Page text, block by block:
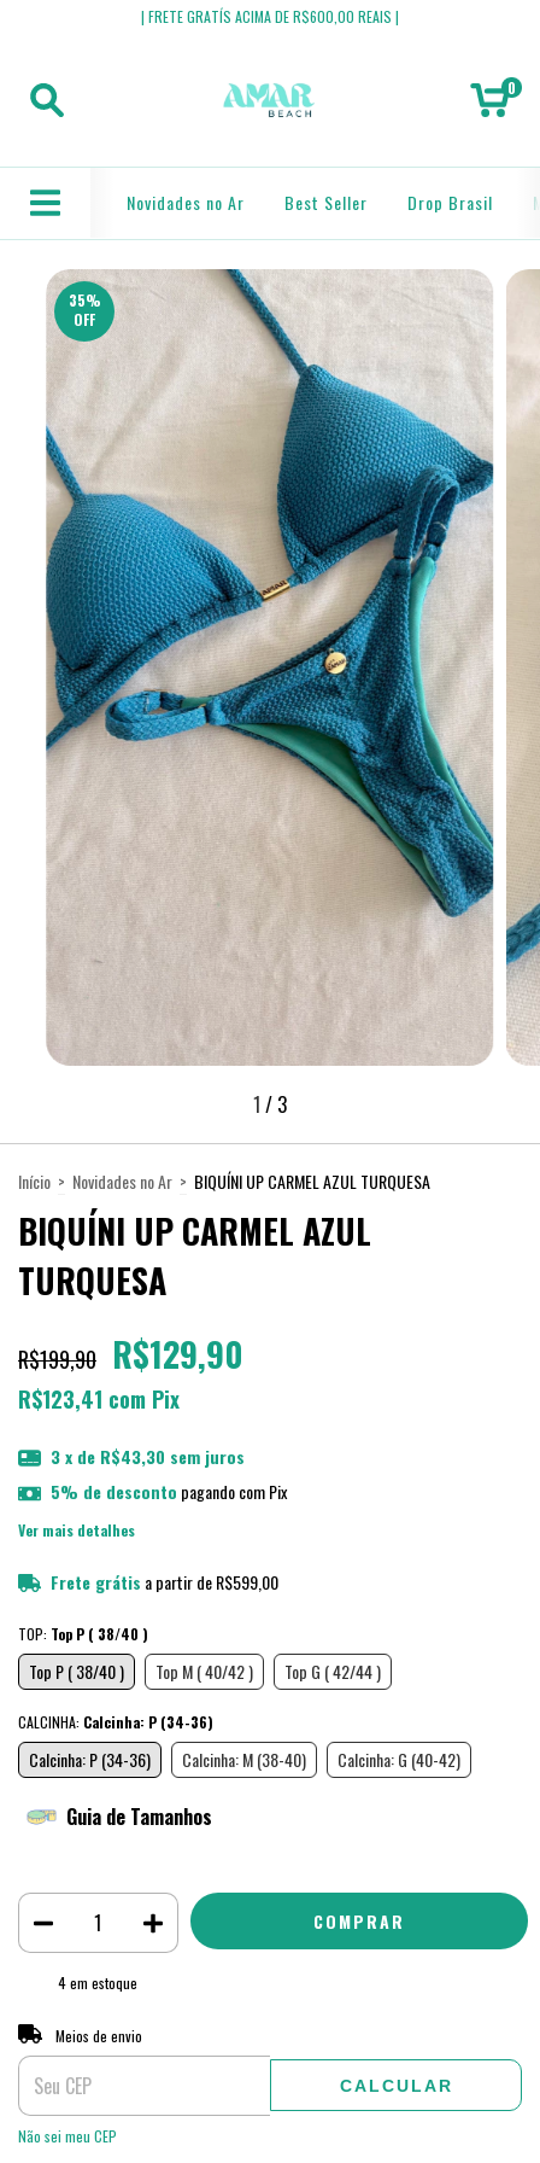
| FRETE GRATÍS ACIMA DE R$600,00 REAIS |
0
Novidades no Ar Best Seller Drop Brasil
35%
OFF
1 / 3
Início > Novidades no Ar > BIQUÍNI UP CARMEL AZUL TURQUESA
BIQUÍNI UP CARMEL AZUL
TURQUESA
R$199,90 R$129,90
R$123,41 com Pix
3 x de R$43,30 sem juros
5% de desconto pagando com Pix
Ver mais detalhes
Frete grátis a partir deR$599,00
TOP: Top P ( 38/40 )
Top P ( 38/40 ) Top M ( 40/42 ) Top G ( 42/44 )
CALCINHA: Calcinha: P (34-36)
Calcinha: P (34-36) Calcinha: M (38-40) Calcinha: G (40-42)
Guia de Tamanhos
4em estoque
Entregas para o CEP:
Meios de envio
CALCULAR
Não sei meu CEP